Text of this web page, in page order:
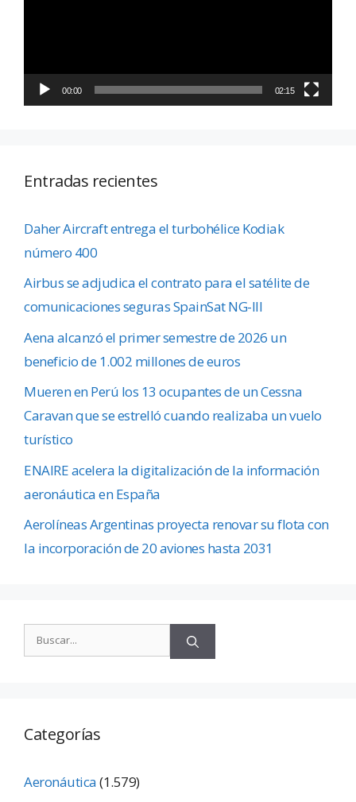
00:00 02:15
Entradas recientes
Daher Aircraft entrega el turbohélice Kodiak
número 400
Airbus se adjudica el contrato para el satélite de
comunicaciones seguras SpainSat NG-III
Aena alcanzó el primer semestre de 2026 un
beneficio de 1.002 millones de euros
Mueren en Perú los 13 ocupantes de un Cessna
Caravan que se estrelló cuando realizaba un vuelo
turístico
ENAIRE acelera la digitalización de la información
aeronáutica en España
Aerolíneas Argentinas proyecta renovar su flota con
la incorporación de 20 aviones hasta 2031
Categorías
Aeronáutica(1.579)